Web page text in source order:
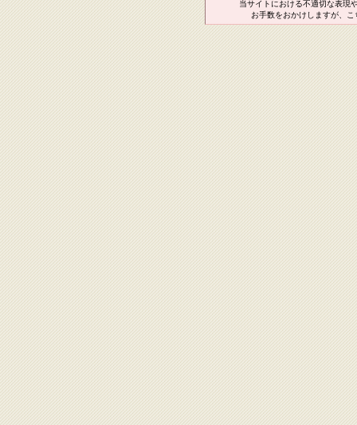
当サイトにおける不適切な表現
お手数をおかけしますが、こ